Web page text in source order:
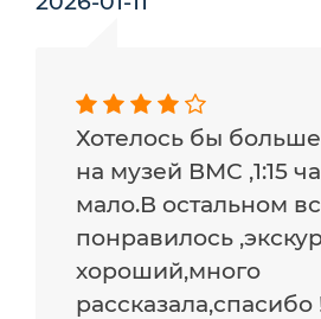
Хотелось бы
на музей ВМС ,1:15
мало.В остальном
понравилось
хороший,много
рассказала,спасибо